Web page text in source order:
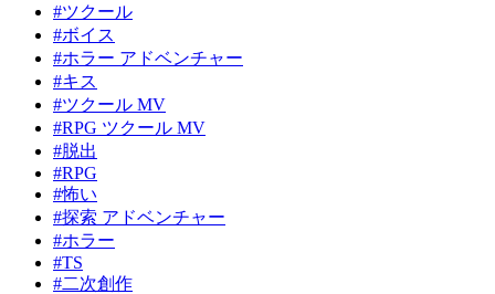
#ツクール
#ボイス
#ホラー アドベンチャー
#キス
#ツクール MV
#RPG ツクール MV
#脱出
#RPG
#怖い
#探索 アドベンチャー
#ホラー
#TS
#二次創作